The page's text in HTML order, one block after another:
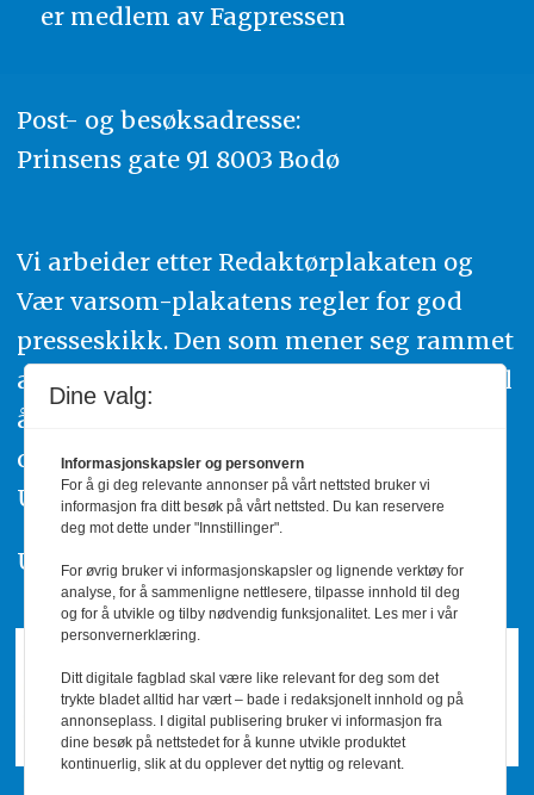
er medlem av Fagpressen
Post- og besøksadresse:
Prinsens gate 91 8003 Bodø
Vi arbeider etter Redaktørplakaten og
Vær varsom-plakatens regler for god
presseskikk. Den som mener seg rammet
av urettmessig publisering, oppfordres til
å ta kontakt med redaksjonen. Du kan
også klage inn saker til Pressens Faglige
Utvalg,www.pfu.no.
Utgiver: PBL
Dine valg:
Informasjonskapsler og personvern
For å gi deg relevante annonser på vårt nettsted bruker vi
informasjon fra ditt besøk på vårt nettsted. Du kan reservere
deg mot dette under "Innstillinger".
For øvrig bruker vi informasjonskapsler og lignende verktøy for
analyse, for å sammenligne nettlesere, tilpasse innhold til deg
og for å utvikle og tilby nødvendig funksjonalitet. Les mer i vår
personvernerklæring.
Ditt digitale fagblad skal være like relevant for deg som det
trykte bladet alltid har vært – bade i redaksjonelt innhold og på
annonseplass. I digital publisering bruker vi informasjon fra
dine besøk på nettstedet for å kunne utvikle produktet
kontinuerlig, slik at du opplever det nyttig og relevant.